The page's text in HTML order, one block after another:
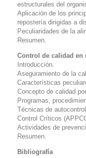
estructurales del
Aplicación de los
repostería dirigidas a
Peculiaridades de la
Resumen.
Control de calidad en
Introducción.
Aseguramiento de la
Características
Concepto de calidad
Programas,
Técnicas de
Control Críticos
Actividades de
Resumen.
Bibliografía